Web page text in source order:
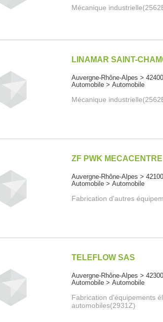
Mécanique
LINAMAR SAINT-
Auvergne-Rhône-Alpes >
Automobile > Automobile
Mécanique
ZF PWK MECACENTRE
Auvergne-Rhône-Alpes >
Automobile > Automobile
Fabrication d'autres
TELEFLOW SAS
Auvergne-Rhône-Alpes >
Automobile > Automobile
Fabrication d'équipements
automobiles(2931Z)